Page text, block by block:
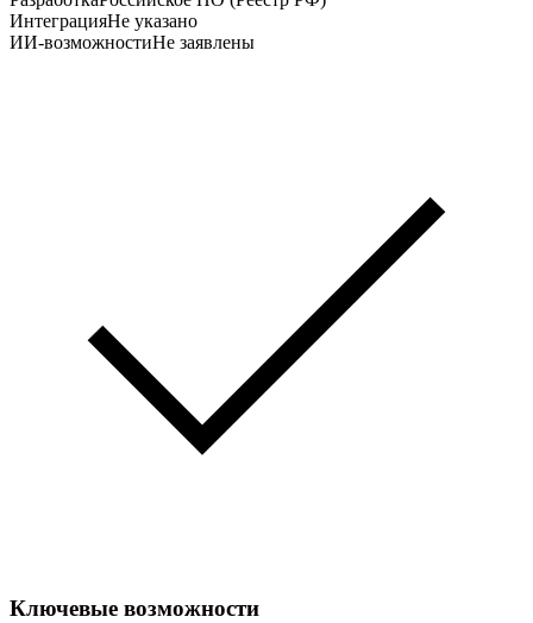
ИнтеграцияНе указано
ИИ-возможностиНе заявлены
Ключевые возможности